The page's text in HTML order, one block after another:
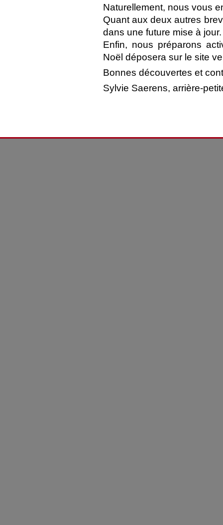
Naturellement, nous vous
Quant aux deux autres
dans une future mise à jour.
Enfin, nous préparons
Noël déposera sur le site
Bonnes découvertes et
Sylvie Saerens, arrière-